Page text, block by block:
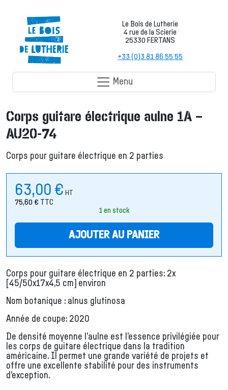
Le Bois de Lutherie
4 rue de la Scierie
25330 FERTANS
+33 (0)3 81 86 55 55
Menu
Corps guitare électrique aulne 1A –
AU20-74
Corps pour guitare électrique en 2 parties
63,00 € HT
75,60 € TTC
1 en stock
AJOUTER AU PANIER
Corps pour guitare électrique en 2 parties: 2x
[45/50x17x4,5 cm] environ
Nom botanique : alnus glutinosa
Année de coupe: 2020
De densité moyenne l’aulne est l’essence privilégiée pour
les corps de guitare électrique dans la tradition
américaine. Il permet une grande variété de projets et
offre une excellente stabilité pour des instruments
d’exception.